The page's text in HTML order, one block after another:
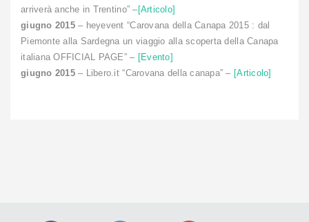
arriverà anche in Trentino” – [Articolo]
giugno 2015– heyevent “Carovana della Canapa 2015 : dal
Piemonte alla Sardegna un viaggio alla scoperta della Canapa
italiana OFFICIAL PAGE” – [Evento]
giugno 2015– Libero.it “Carovana della canapa” – [Articolo]